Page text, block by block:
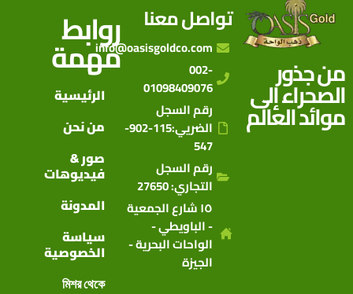
من جذور
الصحراء إلى
موائد العالم
تواصل معنا
info@oasisgoldco.com
002-
01098409076
رقم السجل
الضريي:115-902-
547
رقم السجل
التجاري: 27650
١٥ شارع الجمعية
- الباويطي -
الواحات البحرية -
الجيزة
روابط
مهمة
الرئيسية
من نحن
صور &
فيديوهات
المدونة
سياسة
الخصوصية
মিশর থেকে